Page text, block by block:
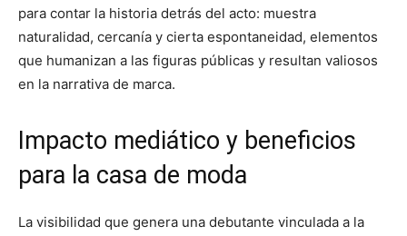
para contar la historia detrás del acto: muestra
naturalidad, cercanía y cierta espontaneidad, elementos
que humanizan a las figuras públicas y resultan valiosos
en la narrativa de marca.
Impacto mediático y beneficios
para la casa de moda
La visibilidad que genera una debutante vinculada a la